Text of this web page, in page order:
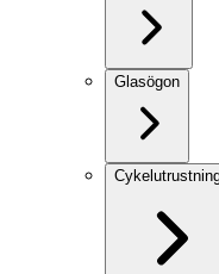
Glasögon